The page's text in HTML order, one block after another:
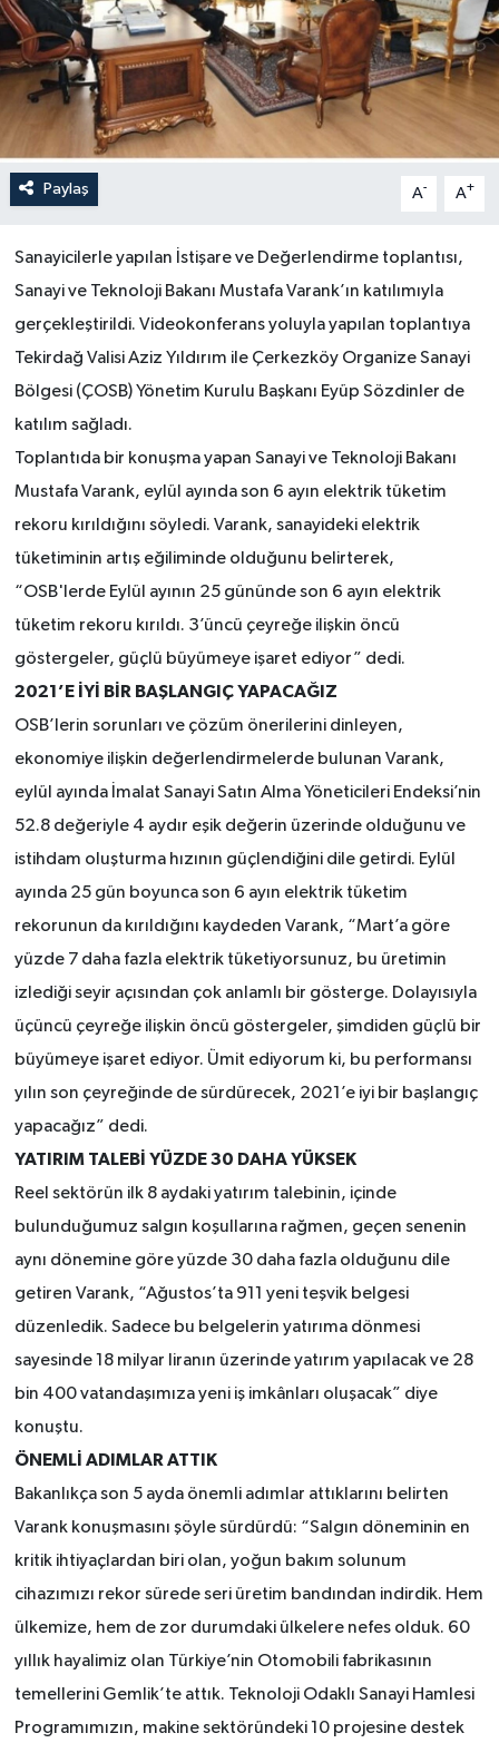
Paylaş A- A+
Sanayicilerle yapılan İstişare ve Değerlendirme toplantısı,
Sanayi ve Teknoloji Bakanı Mustafa Varank’ın katılımıyla
gerçekleştirildi. Videokonferans yoluyla yapılan toplantıya
Tekirdağ Valisi Aziz Yıldırım ile Çerkezköy Organize Sanayi
Bölgesi (ÇOSB) Yönetim Kurulu Başkanı Eyüp Sözdinler de
katılım sağladı.
Toplantıda bir konuşma yapan Sanayi ve Teknoloji Bakanı
Mustafa Varank, eylül ayında son 6 ayın elektrik tüketim
rekoru kırıldığını söyledi. Varank, sanayideki elektrik
tüketiminin artış eğiliminde olduğunu belirterek,
“OSB'lerde Eylül ayının 25 gününde son 6 ayın elektrik
tüketim rekoru kırıldı. 3’üncü çeyreğe ilişkin öncü
göstergeler, güçlü büyümeye işaret ediyor” dedi.
2021’E İYİ BİR BAŞLANGIÇ YAPACAĞIZ
OSB’lerin sorunları ve çözüm önerilerini dinleyen,
ekonomiye ilişkin değerlendirmelerde bulunan Varank,
eylül ayında İmalat Sanayi Satın Alma Yöneticileri Endeksi’nin
52.8 değeriyle 4 aydır eşik değerin üzerinde olduğunu ve
istihdam oluşturma hızının güçlendiğini dile getirdi. Eylül
ayında 25 gün boyunca son 6 ayın elektrik tüketim
rekorunun da kırıldığını kaydeden Varank, “Mart’a göre
yüzde 7 daha fazla elektrik tüketiyorsunuz, bu üretimin
izlediği seyir açısından çok anlamlı bir gösterge. Dolayısıyla
üçüncü çeyreğe ilişkin öncü göstergeler, şimdiden güçlü bir
büyümeye işaret ediyor. Ümit ediyorum ki, bu performansı
yılın son çeyreğinde de sürdürecek, 2021’e iyi bir başlangıç
yapacağız” dedi.
YATIRIM TALEBİ YÜZDE 30 DAHA YÜKSEK
Reel sektörün ilk 8 aydaki yatırım talebinin, içinde
bulunduğumuz salgın koşullarına rağmen, geçen senenin
aynı dönemine göre yüzde 30 daha fazla olduğunu dile
getiren Varank, “Ağustos’ta 911 yeni teşvik belgesi
düzenledik. Sadece bu belgelerin yatırıma dönmesi
sayesinde 18 milyar liranın üzerinde yatırım yapılacak ve 28
bin 400 vatandaşımıza yeni iş imkânları oluşacak” diye
konuştu.
ÖNEMLİ ADIMLAR ATTIK
Bakanlıkça son 5 ayda önemli adımlar attıklarını belirten
Varank konuşmasını şöyle sürdürdü: “Salgın döneminin en
kritik ihtiyaçlardan biri olan, yoğun bakım solunum
cihazımızı rekor sürede seri üretim bandından indirdik. Hem
ülkemize, hem de zor durumdaki ülkelere nefes olduk. 60
yıllık hayalimiz olan Türkiye’nin Otomobili fabrikasının
temellerini Gemlik’te attık. Teknoloji Odaklı Sanayi Hamlesi
Programımızın, makine sektöründeki 10 projesine destek